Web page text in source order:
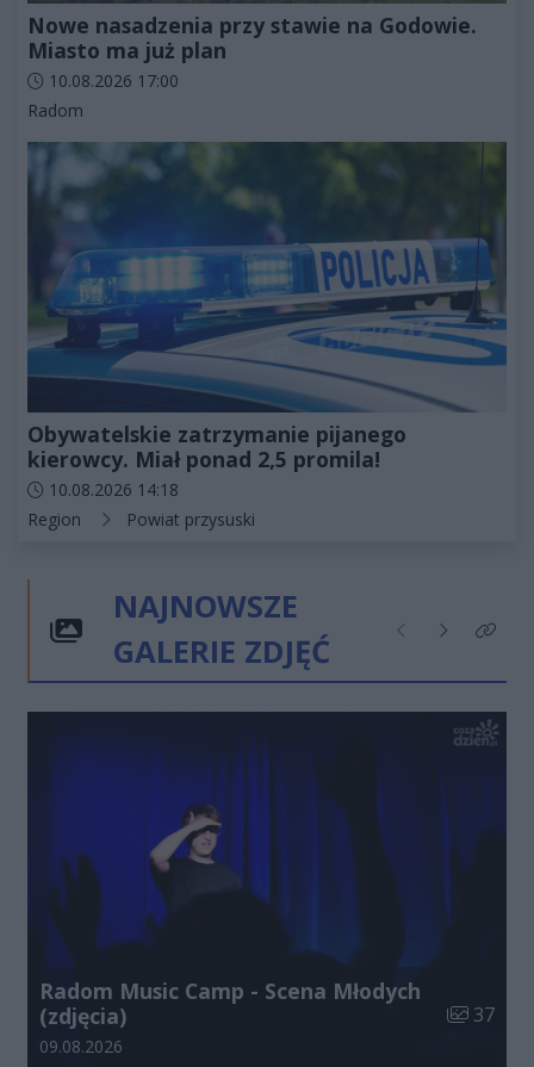
Nowe nasadzenia przy stawie na Godowie.
Miasto ma już plan
Data dodania artykułu:
10.08.2026 17:00
Kategorie artykułu:
Radom
Obywatelskie zatrzymanie pijanego
kierowcy. Miał ponad 2,5 promila!
Data dodania artykułu:
10.08.2026 14:18
Kategorie artykułu:
Region Powiat przysuski
NAJNOWSZE
GALERIE ZDJĘĆ
Poprzednie
NastępneKliknij
Radom Music Camp - Scena Młodych
(zdjęcia)
Liczba
37
Data dodania galerii:
09.08.2026